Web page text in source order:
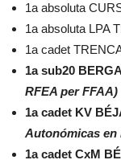
1a absoluta
1a absoluta LPA
1a cadet
1a sub20
RFEA per FFAA)
1a cadet KV
Autonómicas en
1a cadet CxM